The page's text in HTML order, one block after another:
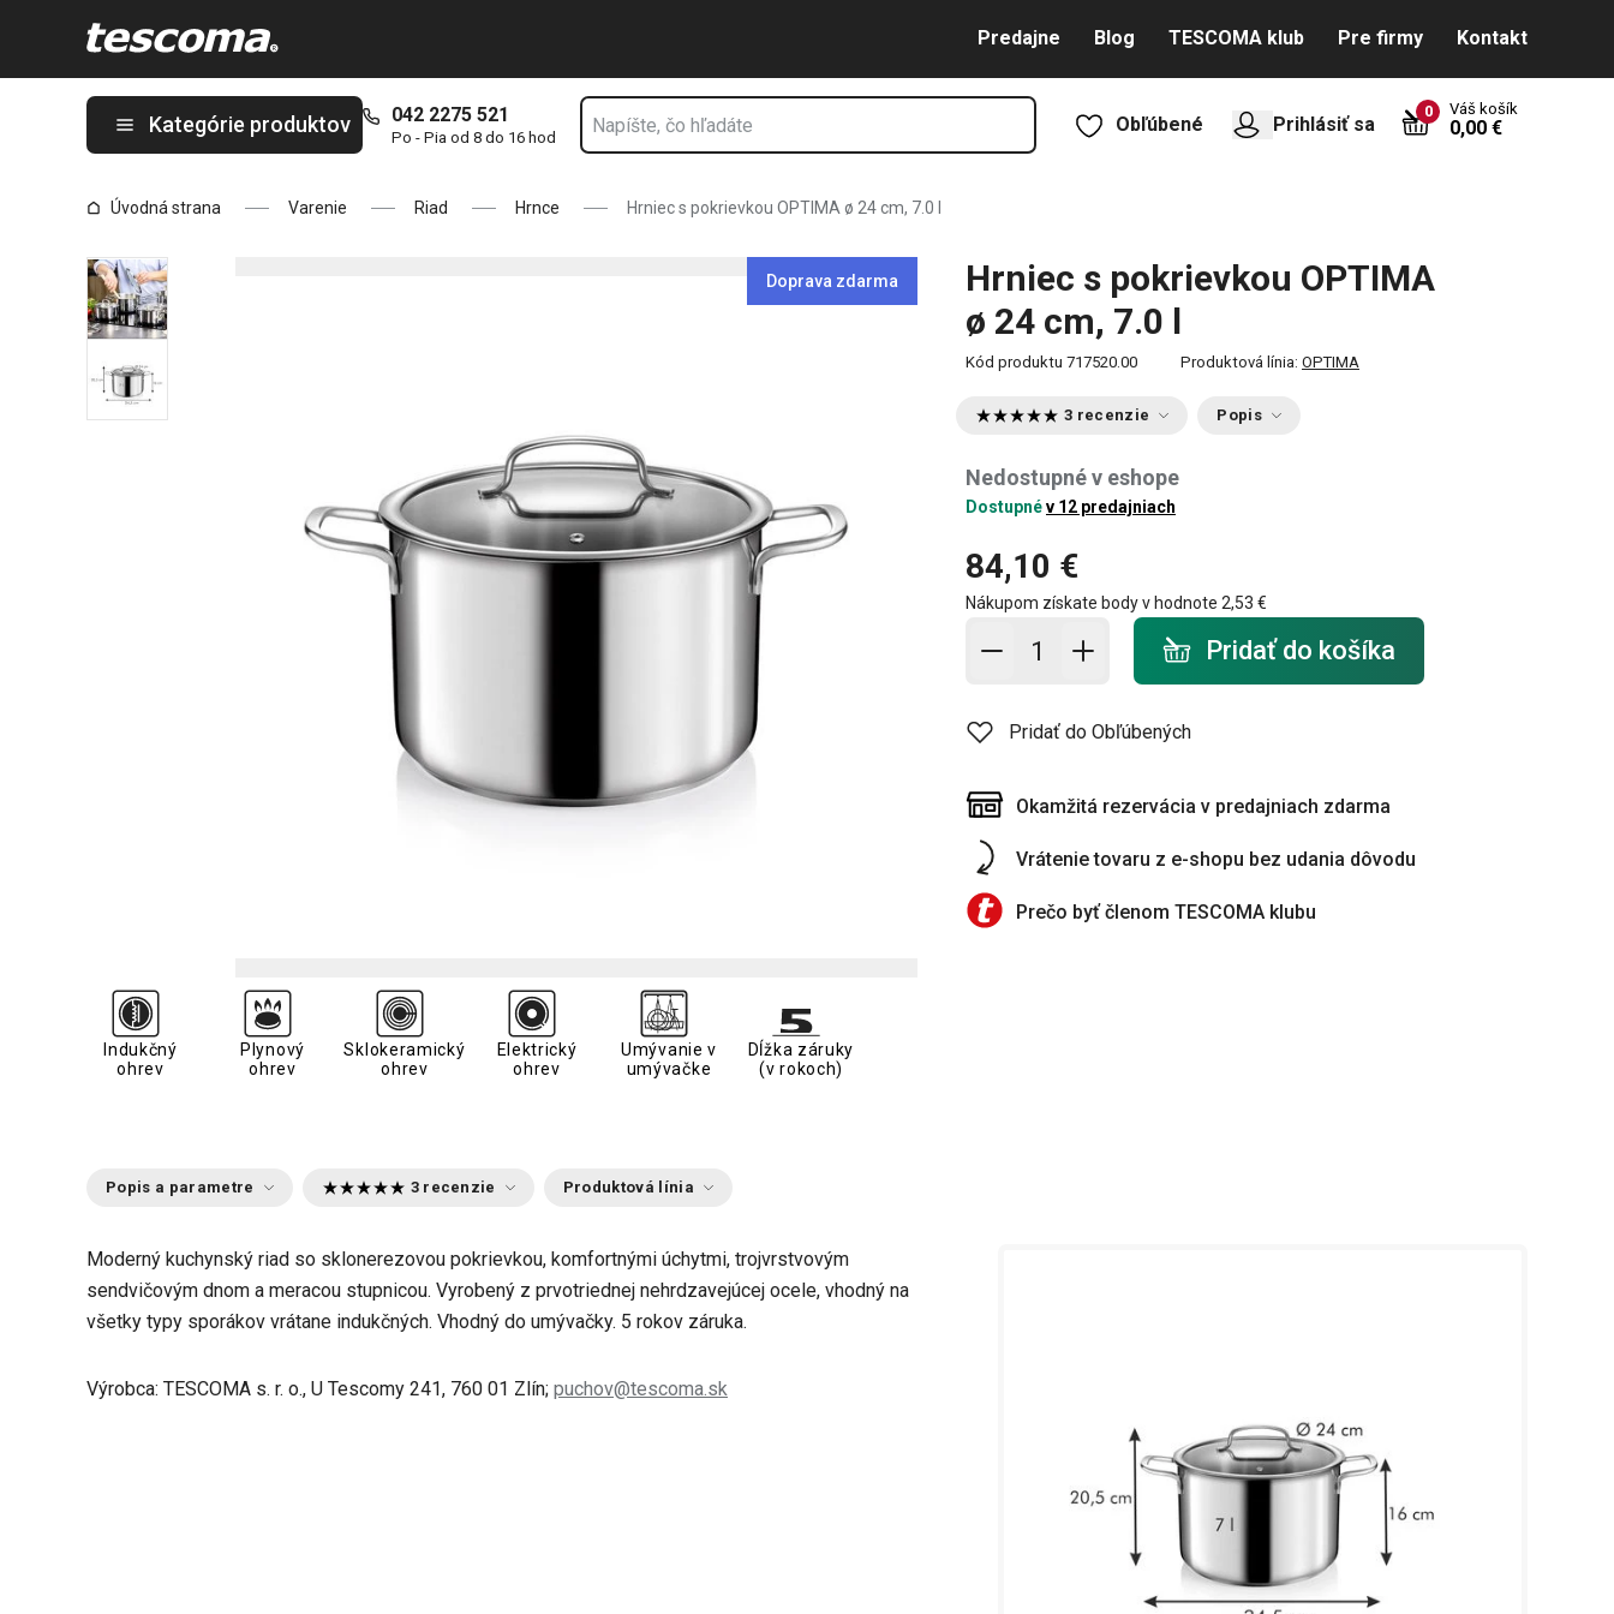
Predajne Blog TESCOMA klub Pre firmy Kontakt
Kategórie produktov 042 2275 521
Po - Pia od 8 do 16 hod
Obľúbené Prihlásiť sa
0 Váš košík
0,00 €
Úvodná strana Varenie Riad Hrnce Hrniec s pokrievkou OPTIMA ø 24 cm, 7.0 l
Doprava zdarma
Hrniec s pokrievkou OPTIMA
ø 24 cm, 7.0 l
Kód produktu 717520.00 Produktová línia: OPTIMA
3 recenzie Popis
Nedostupné v eshope
Dostupnév 12 predajniach
84,10 €
Nákupom získate body v hodnote 2,53 €
Pridať do košíka - počet
Pridať do košíka
Pridať do Obľúbených
Okamžitá rezervácia v predajniach zdarma
Vrátenie tovaru z e-shopu bez udania dôvodu
Prečo byť členom TESCOMA klubu
Indukčný
ohrev
Plynový
ohrev
Sklokeramický
ohrev
Elektrický
ohrev
Umývanie v
umývačke
Dĺžka záruky
(v rokoch)
Popis a parametre 3 recenzie Produktová línia
Moderný kuchynský riad so sklonerezovou pokrievkou, komfortnými úchytmi, trojvrstvovým
sendvičovým dnom a meracou stupnicou. Vyrobený z prvotriednej nehrdzavejúcej ocele, vhodný na
všetky typy sporákov vrátane indukčných. Vhodný do umývačky. 5 rokov záruka.
Výrobca: TESCOMA s. r. o., U Tescomy 241, 760 01 Zlín; puchov@tescoma.sk